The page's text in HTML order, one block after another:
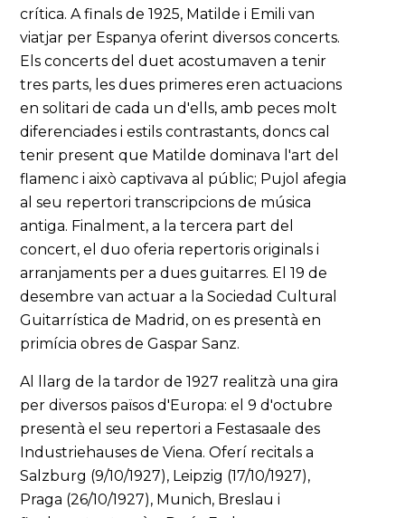
crítica. A finals de 1925, Matilde i Emili van
viatjar per Espanya oferint diversos concerts.
Els concerts del duet acostumaven a tenir
tres parts, les dues primeres eren actuacions
en solitari de cada un d'ells, amb peces molt
diferenciades i estils contrastants, doncs cal
tenir present que Matilde dominava l'art del
flamenc i això captivava al públic; Pujol afegia
al seu repertori transcripcions de música
antiga. Finalment, a la tercera part del
concert, el duo oferia repertoris originals i
arranjaments per a dues guitarres. El 19 de
desembre van actuar a la Sociedad Cultural
Guitarrística de Madrid, on es presentà en
primícia obres de Gaspar Sanz.
Al llarg de la tardor de 1927 realitzà una gira
per diversos països d'Europa: el 9 d'octubre
presentà el seu repertori a Festasaale des
Industriehauses de Viena. Oferí recitals a
Salzburg (9/10/1927), Leipzig (17/10/1927),
Praga (26/10/1927), Munich, Breslau i